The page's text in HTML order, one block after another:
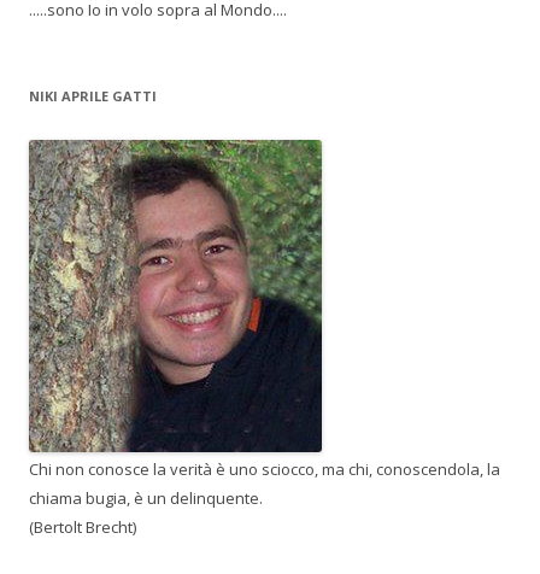
.....sono Io in volo sopra al Mondo....
NIKI APRILE GATTI
Chi non conosce la verità è uno sciocco, ma chi, conoscendola, la
chiama bugia, è un delinquente.
(Bertolt Brecht)